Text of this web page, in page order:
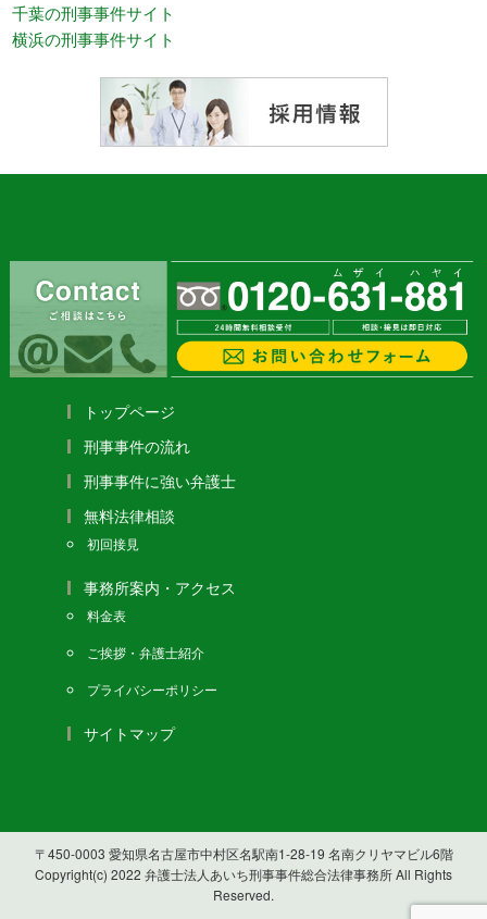
千葉の刑事事件サイト
横浜の刑事事件サイト
トップページ
刑事事件の流れ
刑事事件に強い弁護士
無料法律相談
初回接見
事務所案内・アクセス
料金表
ご挨拶・弁護士紹介
プライバシーポリシー
サイトマップ
〒450-0003 愛知県名古屋市中村区名駅南1-28-19 名南クリヤマビル6階
Copyright(c) 2022 弁護士法人あいち刑事事件総合法律事務所 All Rights
Reserved.